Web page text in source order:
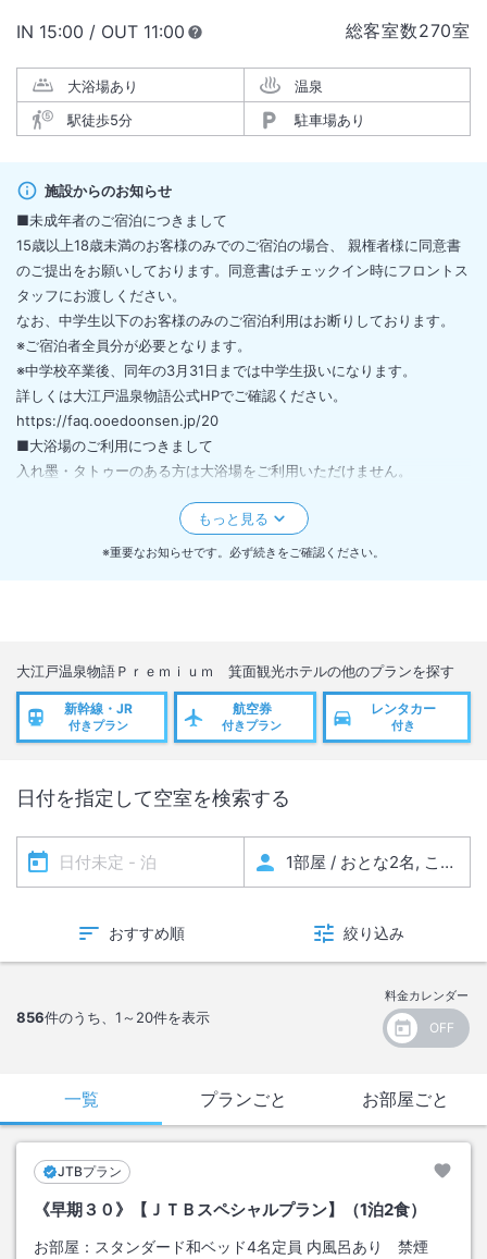
総客室数270室
IN チェックイン
15:00 / OUT チェックアウト
11:00
大浴場あり
温泉
駅徒歩5分
駐車場あり
施設からのお知らせ
■未成年者のご宿泊につきまして
15歳以上18歳未満のお客様のみでのご宿泊の場合、 親権者様に同意書
のご提出をお願いしております。同意書はチェックイン時にフロントス
タッフにお渡しください。
なお、中学生以下のお客様のみのご宿泊利用はお断りしております。
※ご宿泊者全員分が必要となります。
※中学校卒業後、同年の3月31日までは中学生扱いになります。
詳しくは大江戸温泉物語公式HPでご確認ください。
https://faq.ooedoonsen.jp/20
■大浴場のご利用につきまして
入れ墨・タトゥーのある方は大浴場をご利用いただけません。
が完全に覆える場合に限り、大浴場をご利用いただけます。
飲酒されている方のご入浴はくれぐれもご注意ください。
ください。
なお、条例改正等により、今後変更になる可能性があります。
■アレルギーをお持ちのお客様へ
お食事はバイキング形式のため、様々なメニューを同一の厨房、同一の
レルギー物質が微量に混入する可能性がございます。
す関係上、アレルゲンの混入を完全に防ぐことができません。
・アレルギーのお客様用メニューならびにアレルギー一覧表の作成
恐れ入りますが、お客様におかれましては上記をご理解の上、お客様ご
自身で最終的な喫食のご判断をお願い申し上げます。
なお、アレルギーをお持ちのお客様は、安全な食品（アレルゲンフリー
お持ち込みされる場合は、予めご予約時にお申し付け下さい。
■その他ご案内
・お布団はチェックイン時敷いてあります。
・お部屋までのご案内はございません。予めご了承下さい。
※重要なお知らせです。必ず続きをご確認ください。
大江戸温泉物語Ｐｒｅｍｉｕｍ 箕面観光ホテルの他のプランを探す
新幹線・JR
付きプラン
航空券
付きプラン
レンタカー
付き
日付を指定して空室を検索する
おすすめ順 絞り込み
856件のうち、 1～20件を表示
料金カレンダー
一覧 プランごと お部屋ごと
JTBプラン
《早期３０》【ＪＴＢスペシャルプラン】（1泊2食）
お部屋： スタンダード和ベッド4名定員 内風呂あり 禁煙